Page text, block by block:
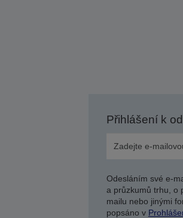
Přihlášení k
Odesláním své e-
a průzkumů trhu, o
mailu nebo jinými
popsáno v